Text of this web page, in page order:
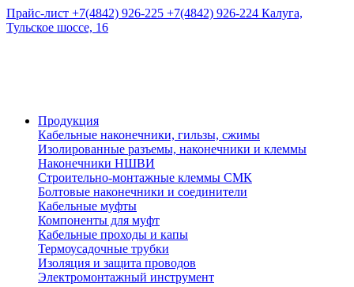
Прайс-лист +7(4842) 926-225 +7(4842) 926-224 Калуга,
Тульское шоссе, 16
Продукция
Кабельные наконечники, гильзы, сжимы
Изолированные разъемы, наконечники и клеммы
Наконечники НШВИ
Строительно-монтажные клеммы СМК
Болтовые наконечники и соединители
Кабельные муфты
Компоненты для муфт
Кабельные проходы и капы
Термоусадочные трубки
Изоляция и защита проводов
Электромонтажный инструмент